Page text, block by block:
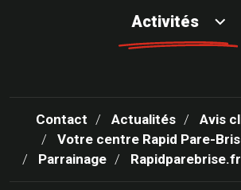
Activités
Contact Actualités Avis
Votre centre Rapid Pare-
Parrainage
Rapidparebrise.fr